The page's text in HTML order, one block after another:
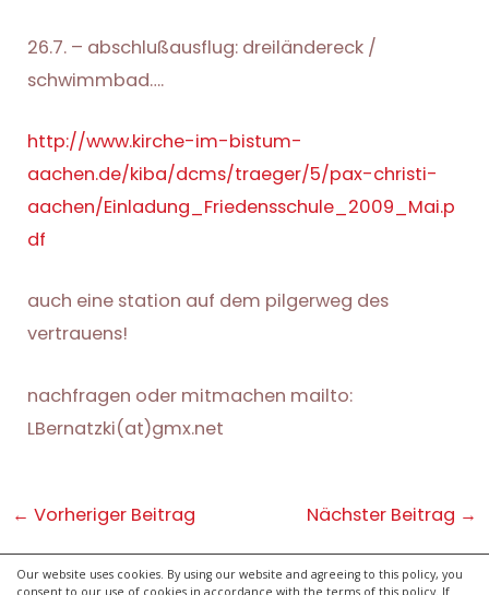
Our website uses cookies. By using our website and agreeing to this policy, you
consent to our use of cookies in accordance with the terms of this policy. If
26.7. – abschlußausflug: dreiländereck /
schwimmbad….
http://www.kirche-im-bistum-
aachen.de/kiba/dcms/traeger/5/pax-christi-
aachen/Einladung_Friedensschule_2009_Mai.p
df
auch eine station auf dem pilgerweg des
vertrauens!
nachfragen oder mitmachen mailto:
LBernatzki(at)gmx.net
Post
← Vorheriger Beitrag Nächster Beitrag →